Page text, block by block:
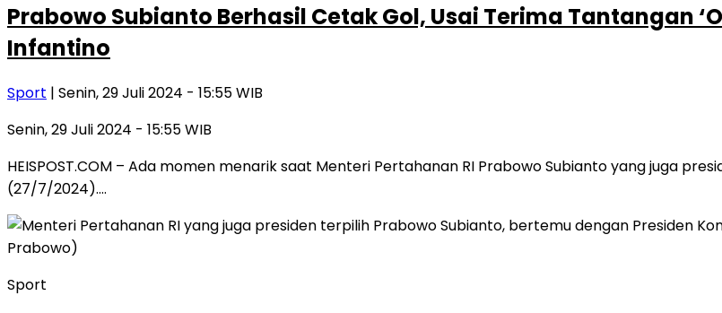
Prabowo Subianto Berhasil Cetak Gol, Usai Terima Tantangan
Infantino
Sport | Senin, 29 Juli 2024 - 15:55 WIB
Senin, 29 Juli 2024 - 15:55 WIB
HEISPOST.COM – Ada momen menarik saat Menteri Pertahanan RI Prabowo Subianto yang juga
(27/7/2024)….
Sport